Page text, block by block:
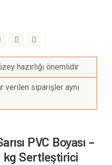
hazırlığı önemlidir
verilen siparişler aynı
PVC Boyası –
kg Sertleştirici